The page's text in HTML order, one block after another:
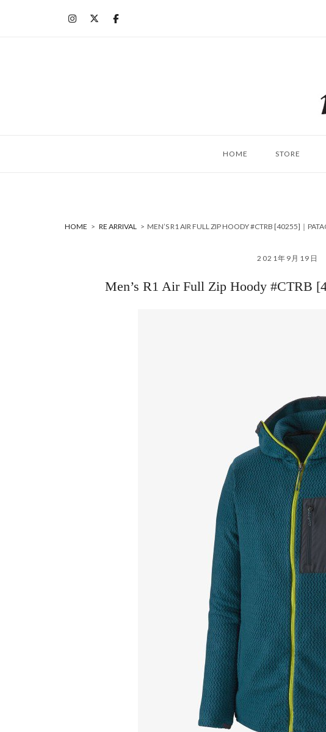
HOME STORE
HOME > RE ARRIVAL > MEN’S R1 AIR FULL ZIP HOODY #CTRB [40255]｜
2021年9月19日
Men’s R1 Air Full Zip Hoody #CTRB